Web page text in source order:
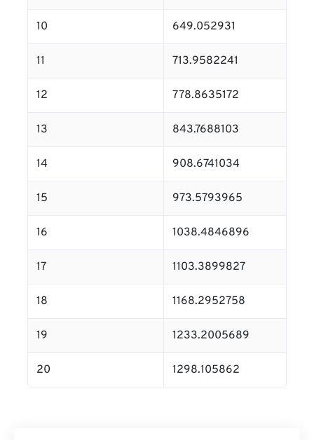
10 649.052931
11 713.9582241
12 778.8635172
13 843.7688103
14 908.6741034
15 973.5793965
16 1038.4846896
17 1103.3899827
18 1168.2952758
19 1233.2005689
20 1298.105862